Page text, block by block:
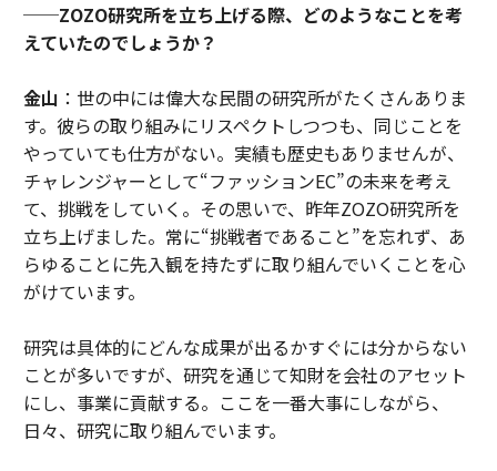
──ZOZO研究所を立ち上げる際、どのようなことを考
えていたのでしょうか？
金山 ：世の中には偉大な民間の研究所がたくさんありま
す。彼らの取り組みにリスペクトしつつも、同じことを
やっていても仕方がない。実績も歴史もありませんが、
チャレンジャーとして“ファッションEC”の未来を考え
て、挑戦をしていく。その思いで、昨年ZOZO研究所を
立ち上げました。常に“挑戦者であること”を忘れず、あ
らゆることに先入観を持たずに取り組んでいくことを心
がけています。
研究は具体的にどんな成果が出るかすぐには分からない
ことが多いですが、研究を通じて知財を会社のアセット
にし、事業に貢献する。ここを一番大事にしながら、
日々、研究に取り組んでいます。